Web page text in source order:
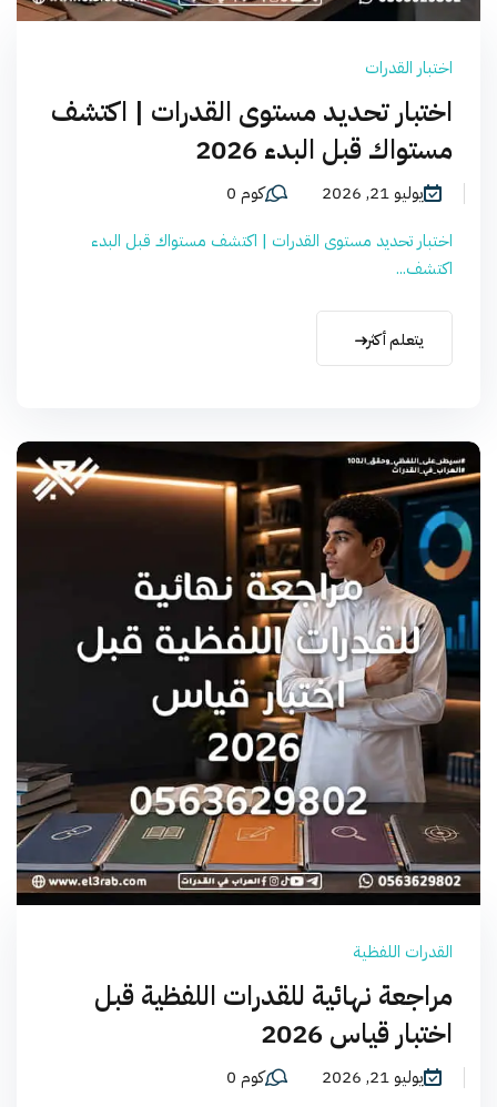
اختبار القدرات
اختبار تحديد مستوى القدرات | اكتشف
مستواك قبل البدء 2026
يوليو 21, 2026
كوم 0
اختبار تحديد مستوى القدرات | اكتشف مستواك قبل البدء
اكتشف...
يتعلم أكثر
القدرات اللفظية
مراجعة نهائية للقدرات اللفظية قبل
اختبار قياس 2026
يوليو 21, 2026
كوم 0